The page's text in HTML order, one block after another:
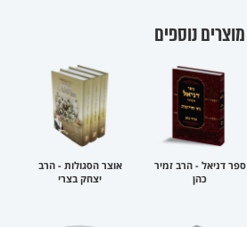
מוצרים נוספים
ספר דניאל - הרב זמיר
כהן
אוצר הסגולות - הרב
יצחק בצרי